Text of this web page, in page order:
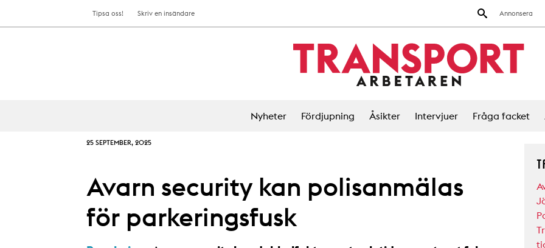
Annonsera
Tipsa oss! Skriv en insändare
Nyheter Fördjupning Åsikter Intervjuer Fråga facket
25 SEPTEMBER, 2025
Avarn security kan polisanmälas
för parkeringsfusk